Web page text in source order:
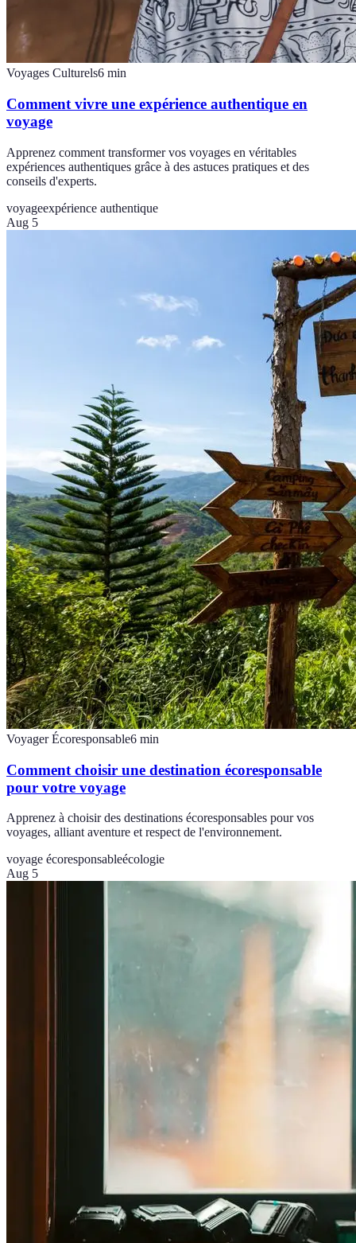
Voyages Culturels6 min
Comment vivre une expérience authentique en
voyage
Apprenez comment transformer vos voyages en véritables
expériences authentiques grâce à des astuces pratiques et des
conseils d'experts.
voyageexpérience authentique
Aug 5
Voyager Écoresponsable6 min
Comment choisir une destination écoresponsable
pour votre voyage
Apprenez à choisir des destinations écoresponsables pour vos
voyages, alliant aventure et respect de l'environnement.
voyage écoresponsableécologie
Aug 5